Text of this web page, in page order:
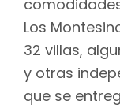
Los
32 villas,
y otras
que se